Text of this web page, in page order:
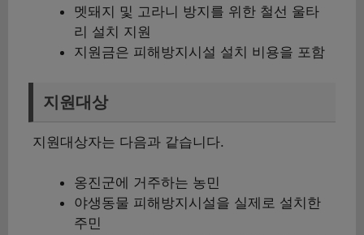
멧돼지 및 고라니 방지를 위한 철선 울타
리 설치 지원
지원금은 피해방지시설 설치 비용을 포함
지원대상
지원대상자는 다음과 같습니다.
옹진군에 거주하는 농민
야생동물 피해방지시설을 실제로 설치한
주민